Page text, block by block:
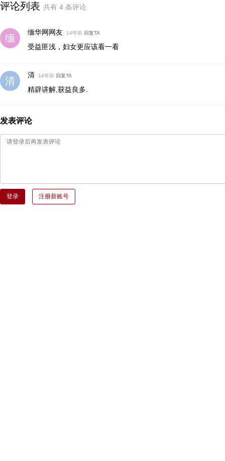
评论列表 共有 4 条评论
缅华网网友 14年前 回复TA
受益匪浅，妇女更应该看一看
清 14年前 回复TA
精辟讲解,获益良多.
发表评论
登录 注册新账号